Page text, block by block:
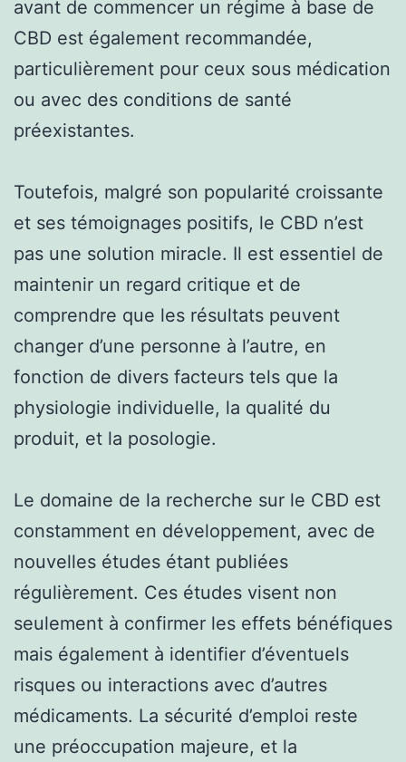
avant de commencer un régime à base de
CBD est également recommandée,
particulièrement pour ceux sous médication
ou avec des conditions de santé
préexistantes.
Toutefois, malgré son popularité croissante
et ses témoignages positifs, le CBD n’est
pas une solution miracle. Il est essentiel de
maintenir un regard critique et de
comprendre que les résultats peuvent
changer d’une personne à l’autre, en
fonction de divers facteurs tels que la
physiologie individuelle, la qualité du
produit, et la posologie.
Le domaine de la recherche sur le CBD est
constamment en développement, avec de
nouvelles études étant publiées
régulièrement. Ces études visent non
seulement à confirmer les effets bénéfiques
mais également à identifier d’éventuels
risques ou interactions avec d’autres
médicaments. La sécurité d’emploi reste
une préoccupation majeure, et la